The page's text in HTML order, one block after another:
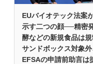
EUバイオテック法案
示す二つの顔──精密
酵などの新規食品は規
サンドボックス対象外
EFSAの申請前助言は